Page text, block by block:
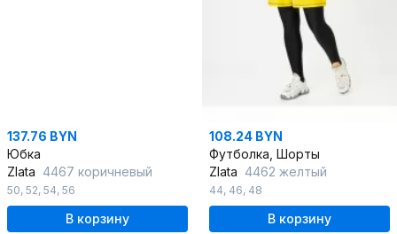
137.76 BYN
Юбка
Zlata 4467 коричневый
50, 52, 54, 56
В корзину
108.24 BYN
Футболка, Шорты
Zlata 4462 желтый
44, 46, 48
В корзину